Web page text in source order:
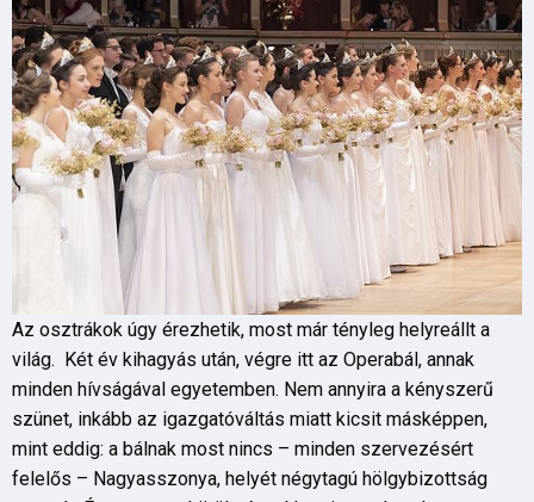
Az osztrákok úgy érezhetik, most már tényleg helyreállt a
világ. Két év kihagyás után, végre itt az Operabál, annak
minden hívságával egyetemben. Nem annyira a kényszerű
szünet, inkább az igazgatóváltás miatt kicsit másképpen,
mint eddig: a bálnak most nincs – minden szervezésért
felelős – Nagyasszonya, helyét négytagú hölgybizottság